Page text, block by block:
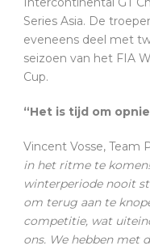
Series Asia. De
eveneens deel met
seizoen van het FIA
Cup.
“Het is tijd om
Vincent Vosse, Team
in het ritme te
winterperiode nooit
om terug aan te
competitie, wat
ons. We hebben met